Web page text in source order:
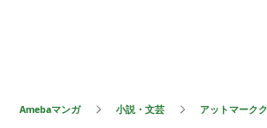
Amebaマンガ 小説・文芸 アットマーク